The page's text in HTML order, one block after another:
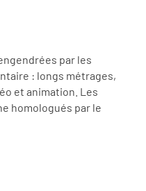
par les
: longs métrages,
et animation. Les
homologués par le